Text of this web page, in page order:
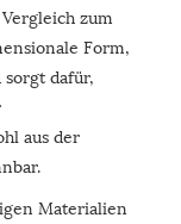
zum
Form,
dafür,
aus der
Materialien